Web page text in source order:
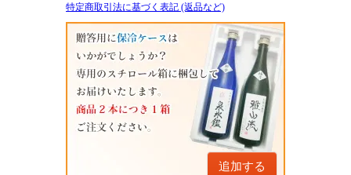
特定商取引法に基づく表記 (返品など)
追加する